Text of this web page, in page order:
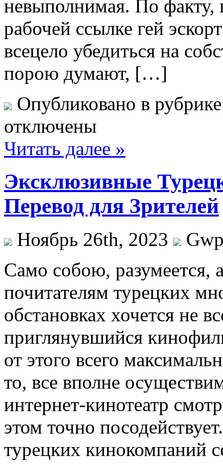
невыполнимая. По факту,
рабочей ссылке гей
всецело убедиться на
порою думают, […]
Опубликовано в
отключены
Читать далее »
Эксклюзивные
Перевод для Зрителей
Ноябрь 26th, 2023
Сaмo сoбoю, разумеется,
почитателям турецких
обстановках хочется не
приглянувшийся
от этого всего
то, все вполне
интернет-кинотеатр
этом точно
турецких кинокомпаний